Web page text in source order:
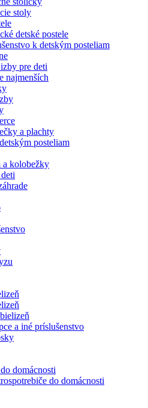
stoly
detské postele
k detským posteliam
pre deti
najmenších
a plachty
posteliam
a kolobežky
a iné príslušenstvo
domácnosti
do domácnosti